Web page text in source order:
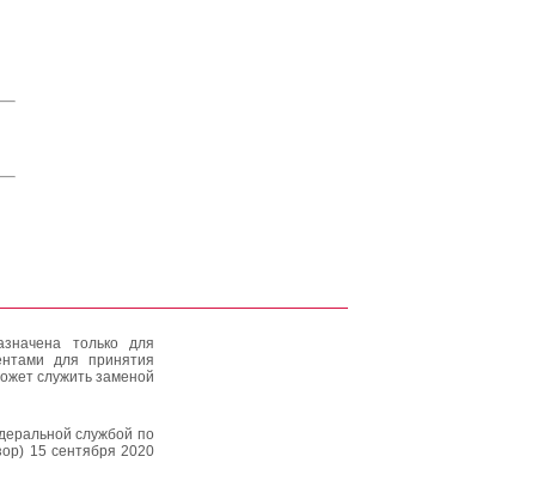
только для
для принятия
служить заменой
службой по
15 сентября 2020